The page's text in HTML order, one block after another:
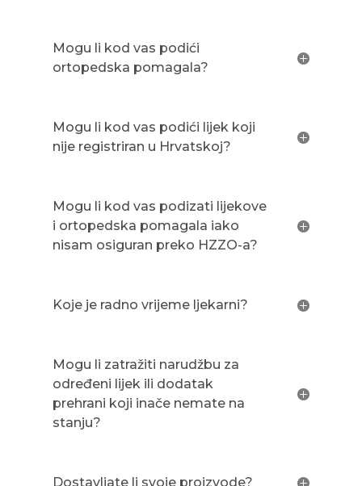
Mogu li kod vas podići
ortopedska pomagala?
Mogu li kod vas podići lijek koji
nije registriran u Hrvatskoj?
Mogu li kod vas podizati lijekove
i ortopedska pomagala iako
nisam osiguran preko HZZO-a?
Koje je radno vrijeme ljekarni?
Mogu li zatražiti narudžbu za
određeni lijek ili dodatak
prehrani koji inače nemate na
stanju?
Dostavljate li svoje proizvode?